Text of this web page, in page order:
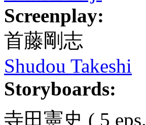
Screenplay:
首藤剛志
Shudou Takeshi
Storyboards:
寺田憲史 ( 5 eps.